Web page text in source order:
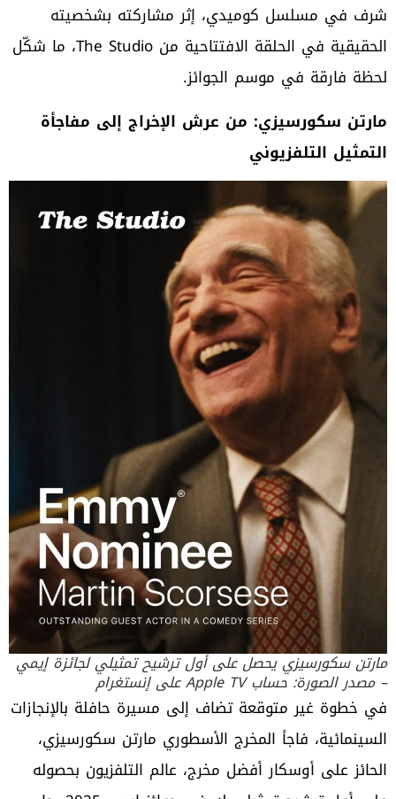
شرف في مسلسل كوميدي، إثر مشاركته بشخصيته
الحقيقية في الحلقة الافتتاحية من The Studio، ما شكّل
لحظة فارقة في موسم الجوائز.
مارتن سكورسيزي: من عرش الإخراج إلى مفاجأة
التمثيل التلفزيوني
مارتن سكورسيزي يحصل على أول ترشيح تمثيلي لجائزة إيمي
– مصدر الصورة: حساب Apple TV على إنستغرام
في خطوة غير متوقعة تضاف إلى مسيرة حافلة بالإنجازات
السينمائية، فاجأ المخرج الأسطوري مارتن سكورسيزي،
الحائز على أوسكار أفضل مخرج، عالم التلفزيون بحصوله